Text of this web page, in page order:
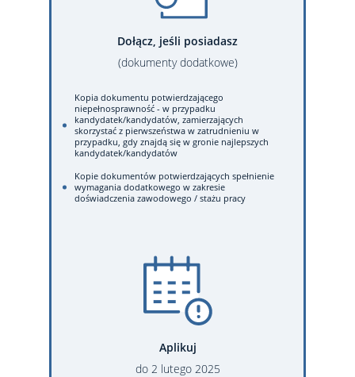
Dołącz, jeśli posiadasz
(dokumenty dodatkowe)
Kopia dokumentu potwierdzającego
niepełnosprawność - w przypadku
kandydatek/kandydatów, zamierzających
skorzystać z pierwszeństwa w zatrudnieniu w
przypadku, gdy znajdą się w gronie najlepszych
kandydatek/kandydatów
Kopie dokumentów potwierdzających spełnienie
wymagania dodatkowego w zakresie
doświadczenia zawodowego / stażu pracy
Aplikuj
do 2 lutego 2025